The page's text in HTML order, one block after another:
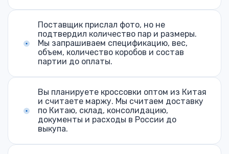
Поставщик прислал фото, но не
подтвердил количество пар и размеры.
Мы запрашиваем спецификацию, вес,
объем, количество коробов и состав
партии до оплаты.
Вы планируете кроссовки оптом из Китая
и считаете маржу. Мы считаем доставку
по Китаю, склад, консолидацию,
документы и расходы в России до
выкупа.